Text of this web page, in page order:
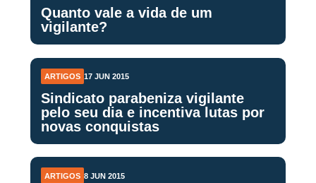
Quanto vale a vida de um
vigilante?
ARTIGOS 17 JUN 2015
Sindicato parabeniza vigilante
pelo seu dia e incentiva lutas por
novas conquistas
ARTIGOS 8 JUN 2015